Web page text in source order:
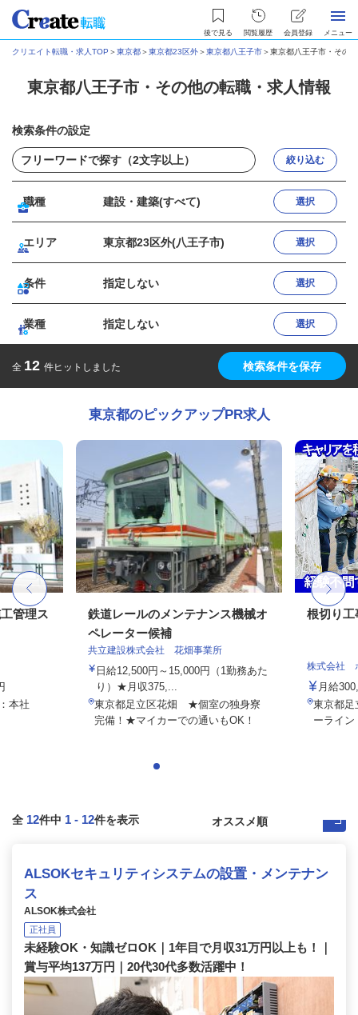
後で見る 閲覧履歴 会員登録 メニュー
クリエイト転職・求人TOP ＞東京都＞東京都23区外＞東京都八王子市＞東京都八王子市・その
東京都八王子市・その他の転職・求人情報
検索条件の設定
絞り込む
職種 建設・建築(すべて) 選択
エリア 東京都23区外(八王子市) 選択
条件 指定しない 選択
業種 指定しない 選択
全 12 件ヒットしました 検索条件を保存
東京都のピックアップPR求人
管理ス
本社
鉄道レールのメンテナンス機械オ
ペレーター候補
共立建設株式会社 花畑事業所
日給12,500円～15,000円（1勤務あた
り）★月収375,...
東京都足立区花畑 ★個室の独身寮
完備！★マイカーでの通いもOK！
根切り工
株式会社
月給
東京都足
ーライン
全 12件中 1 - 12件を表示
ALSOKセキュリティシステムの設置・メンテナン
ス
ALSOK株式会社
正社員
未経験OK・知識ゼロOK｜1年目で月収31万円以上も！｜
賞与平均137万円｜20代30代多数活躍中！